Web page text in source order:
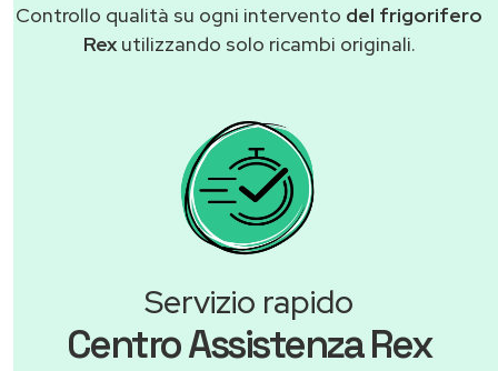
Controllo qualità su ogni intervento del frigorifero
Rexutilizzando solo ricambi originali.
Servizio rapido
Centro Assistenza Rex